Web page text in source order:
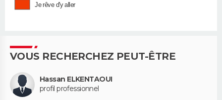
Je rêve d'y aller
VOUS RECHERCHEZ PEUT-ÊTRE
Hassan ELKENTAOUI
profil professionnel